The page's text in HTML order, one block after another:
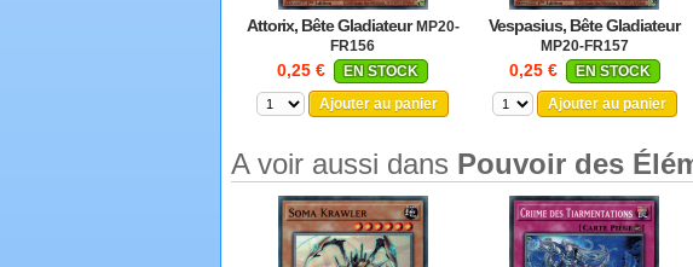
Attorix, Bête Gladiateur MP20-
FR156
0,25 €
EN STOCK
Ajouter au panier
Vespasius, Bête Gladiateur
MP20-FR157
0,25 €
EN STOCK
Ajouter au panier
A voir aussi dans Pouvoir des